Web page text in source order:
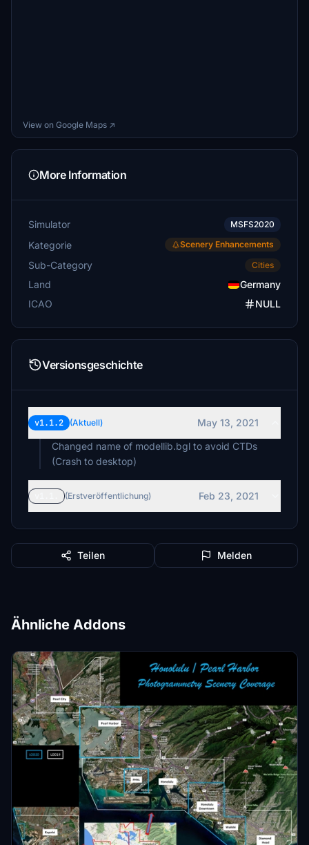
View on Google Maps ↗
More Information
Simulator MSFS2020
Kategorie Scenery Enhancements
Sub-Category Cities
Land
Germany
ICAO
NULL
Versionsgeschichte
v1.1.2 (Aktuell)
May 13, 2021
Changed name of modellib.bgl to avoid CTDs
(Crash to desktop)
(Erstveröffentlichung) Feb 23, 2021
Teilen Melden
Ähnliche Addons